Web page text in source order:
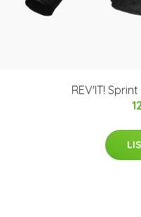
REV'IT!